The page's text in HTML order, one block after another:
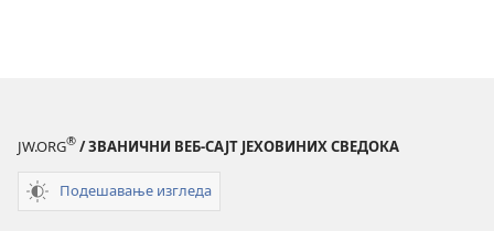
JW.ORG® / ЗВАНИЧНИ ВЕБ-САЈТ ЈЕХОВИНИХ СВЕДОКА
Подешавање изгледа